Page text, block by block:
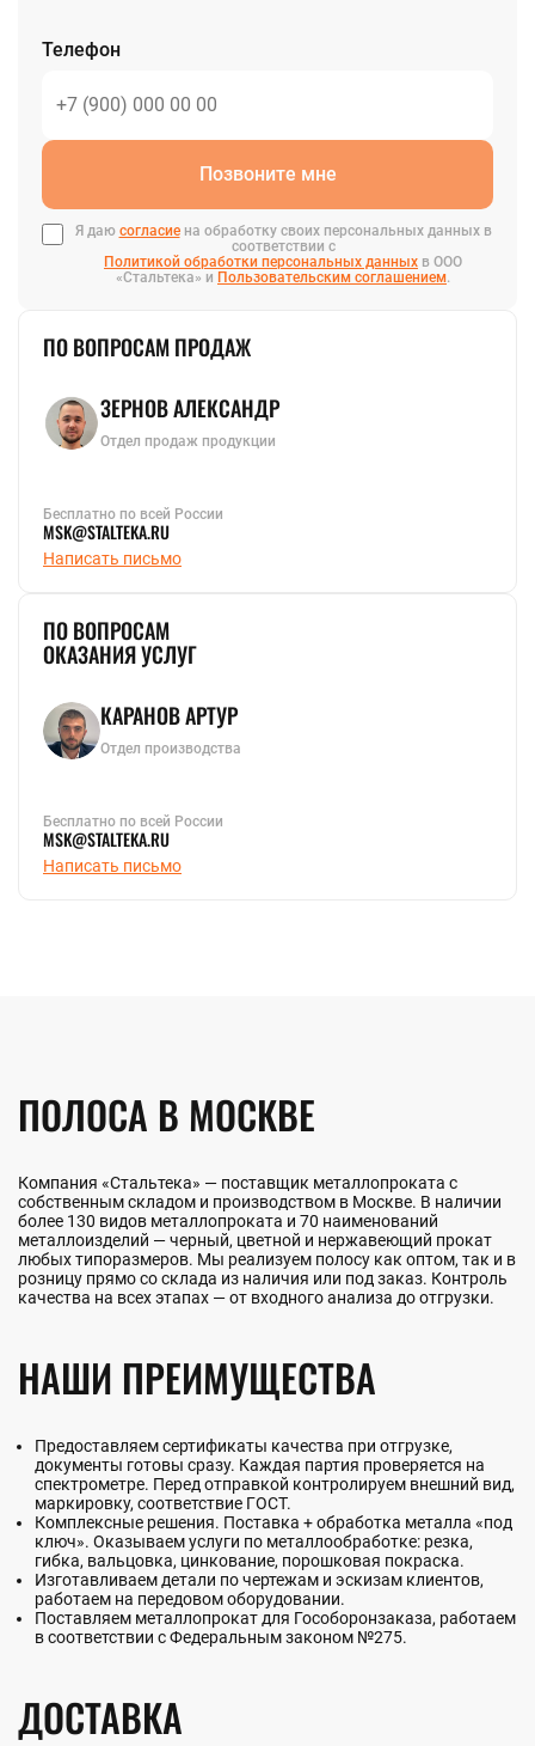
Телефон
Позвоните мне
Я даю согласиена обработку своих персональных данных в
соответствии с
Политикой обработки персональных данных в ООО
«Стальтека» и Пользовательским соглашением.
ПО ВОПРОСАМ ПРОДАЖ
ЗЕРНОВ АЛЕКСАНДР
Отдел продаж продукции
Бесплатно по всей России
MSK@STALTEKA.RU
Написать письмо
ПО ВОПРОСАМ
ОКАЗАНИЯ УСЛУГ
КАРАНОВ АРТУР
Отдел производства
Бесплатно по всей России
MSK@STALTEKA.RU
Написать письмо
ПОЛОСА В МОСКВЕ
Компания «Стальтека» — поставщик металлопроката с
собственным складом и производством в Москве. В наличии
более 130 видов металлопроката и 70 наименований
металлоизделий — черный, цветной и нержавеющий прокат
любых типоразмеров. Мы реализуем полосу как оптом, так и в
розницу прямо со склада из наличия или под заказ. Контроль
качества на всех этапах — от входного анализа до отгрузки.
НАШИ ПРЕИМУЩЕСТВА
Предоставляем сертификаты качества при отгрузке,
документы готовы сразу. Каждая партия проверяется на
спектрометре. Перед отправкой контролируем внешний вид,
маркировку, соответствие ГОСТ.
Комплексные решения. Поставка + обработка металла «под
ключ». Оказываем услуги по металлообработке: резка,
гибка, вальцовка, цинкование, порошковая покраска.
Изготавливаем детали по чертежам и эскизам клиентов,
работаем на передовом оборудовании.
Поставляем металлопрокат для Гособоронзаказа, работаем
в соответствии с Федеральным законом №275.
ДОСТАВКА